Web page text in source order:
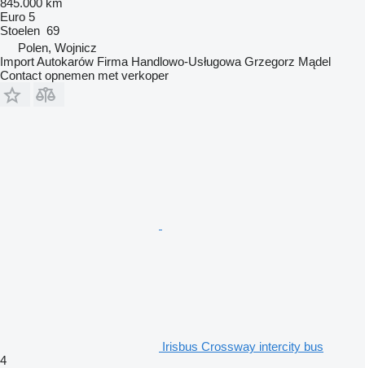
845.000 km
Euro 5
Stoelen 69
Polen, Wojnicz
Import Autokarów Firma Handlowo-Usługowa Grzegorz Mądel
Contact opnemen met verkoper
Irisbus Crossway intercity bus
4